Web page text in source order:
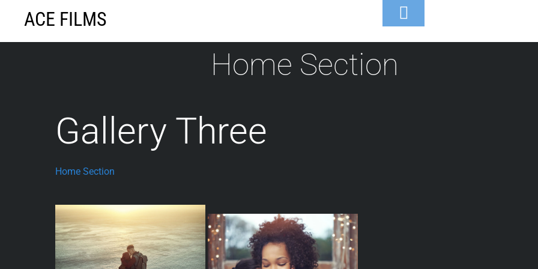
content
ACE FILMS
Home Section
Gallery Three
Home Section
Toggle
Footer